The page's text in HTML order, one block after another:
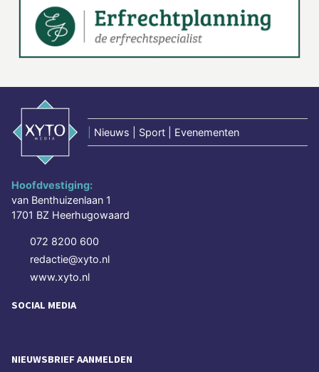
Nieuws | Sport | Evenementen
Hoofdvestiging:
van Benthuizenlaan 1
1701 BZ Heerhugowaard
072 8200 600
redactie@xyto.nl
www.xyto.nl
SOCIAL MEDIA
NIEUWSBRIEF AANMELDEN